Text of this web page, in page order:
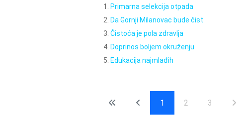
Primarna selekcija otpada
Da Gornji Milanovac bude čist
Čistoća je pola zdravlja
Doprinos boljem okruženju
Edukacija najmlađih
1 2 3